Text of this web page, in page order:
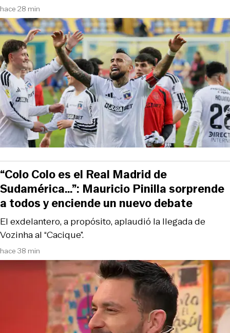
hace 28 min
hace 38 min
El exdelantero, a propósito, aplaudió la llegada de
Vozinha al “Cacique”.
“Colo Colo es el Real Madrid de
Sudamérica…”: Mauricio Pinilla sorprende
a todos y enciende un nuevo debate